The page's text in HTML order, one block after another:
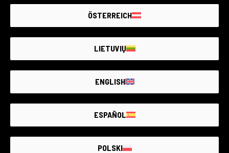
GEBRAUCHTWARE MIT GARANTIE
PROJEKTE
ÖSTERREICH
LIETUVIŲ
ENGLISH
ESPAÑOL
POLSKI